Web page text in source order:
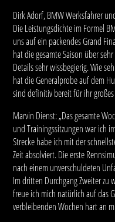
Dirk Adorf, BMW Werksfahrer
Die Leistungsdichte im Formel
uns auf ein packendes Grand
hat die gesamte Saison über
Details sehr wissbegierig. Wie
hat die Generalprobe auf dem
sind definitiv bereit für ihr großes
Marvin Dienst: „Das gesamte
und Trainingssitzungen war ich
Strecke habe ich mit der
Zeit absolviert. Die erste
nach einem unverschuldeten
Im dritten Durchgang Zweiter zu
freue ich mich natürlich auf das
verbleibenden Wochen hart an